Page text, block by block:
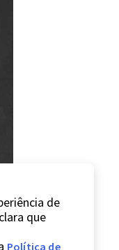
de
que
Política de